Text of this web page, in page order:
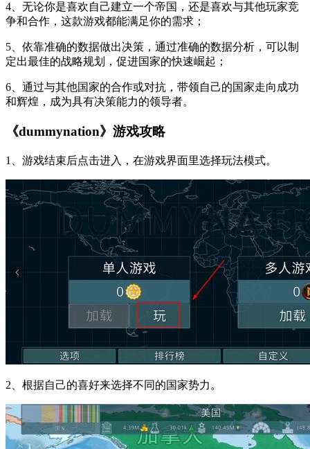
4、无论你是喜欢自己建立一个帝国，还是喜欢与其他玩家竞
争和合作，这款游戏都能满足你的需求；
5、依靠准确的数据做出决策，通过准确的数据分析，可以制
定出最佳的战略规划，促进国家的快速崛起；
6、通过与其他国家的合作或对抗，带领自己的国家走向成功
和辉煌，成为具有决策能力的领导者。
《dummynation》游戏攻略
1、游戏结束后点击进入，在游戏界面里选择玩法模式。
2、根据自己的喜好来选择不同的国家势力。